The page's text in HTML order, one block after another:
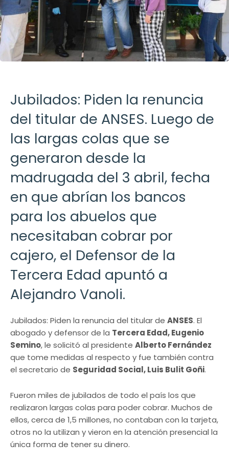
Jubilados: Piden la renuncia
del titular de ANSES. Luego de
las largas colas que se
generaron desde la
madrugada del 3 abril, fecha
en que abrían los bancos
para los abuelos que
necesitaban cobrar por
cajero, el Defensor de la
Tercera Edad apuntó a
Alejandro Vanoli.
Jubilados: Piden la renuncia del titular de ANSES. El
abogado y defensor de la Tercera Edad, Eugenio
Semino, le solicitó al presidente Alberto Fernández
que tome medidas al respecto y fue también contra
el secretario de Seguridad Social, Luis Bulit Goñi.
Fueron miles de jubilados de todo el país los que
realizaron largas colas para poder cobrar. Muchos de
ellos, cerca de 1,5 millones, no contaban con la tarjeta,
otros no la utilizan y vieron en la atención presencial la
única forma de tener su dinero.